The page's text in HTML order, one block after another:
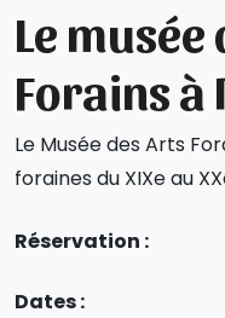
Le musée
Forains à
Le Musée des Arts
foraines du XIXe au
Réservation :
Dates :